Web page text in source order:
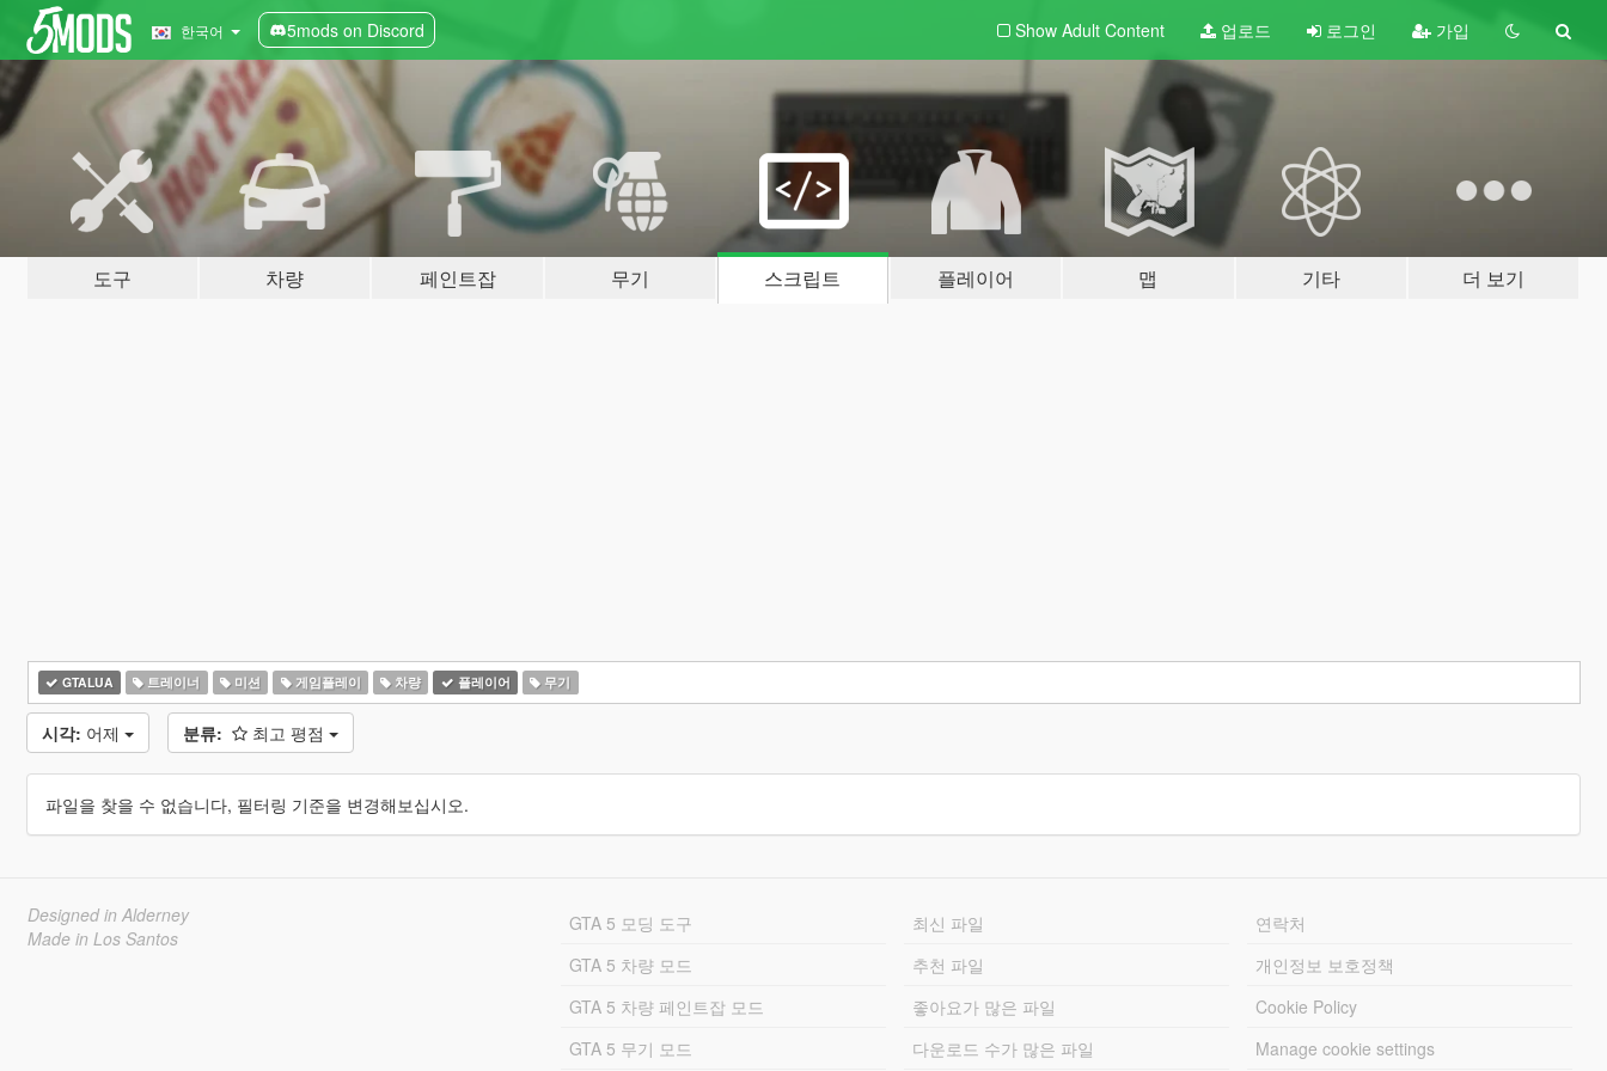
한국어 5mods on Discord Show Adult Content 업로드 로그인 가입
도구 차량 페인트잡 무기 스크립트 플레이어 맵 기타 더 보기
GTALUA 트레이너 미션 게임플레이 차량 플레이어 무기
시각: 어제 분류: 최고 평점
파일을 찾을 수 없습니다, 필터링 기준을 변경해보십시오.
Designed in Alderney
Made in Los Santos
GTA 5 모딩 도구
GTA 5 차량 모드
GTA 5 차량 페인트잡 모드
GTA 5 무기 모드
최신 파일
추천 파일
좋아요가 많은 파일
다운로드 수가 많은 파일
연락처
개인정보 보호정책
Cookie Policy
Manage cookie settings